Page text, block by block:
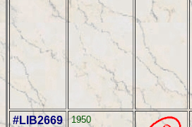
#LIB2669 1950